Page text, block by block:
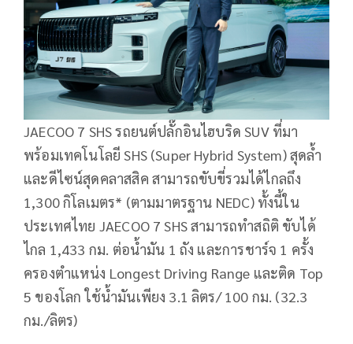
JAECOO 7 SHS รถยนต์ปลั๊กอินไฮบริด SUV ที่มา
พร้อมเทคโนโลยี SHS (Super Hybrid System) สุดล้ำ
และดีไซน์สุดคลาสสิค สามารถขับขี่รวมได้ไกลถึง
1,300 กิโลเมตร* (ตามมาตรฐาน NEDC) ทั้งนี้ใน
ประเทศไทย JAECOO 7 SHS สามารถทำสถิติ ขับได้
ไกล 1,433 กม. ต่อน้ำมัน 1 ถัง และการชาร์จ 1 ครั้ง
ครองตำแหน่ง Longest Driving Range และติด Top
5 ของโลก ใช้น้ำมันเพียง 3.1 ลิตร/ 100 กม. (32.3
กม./ลิตร)